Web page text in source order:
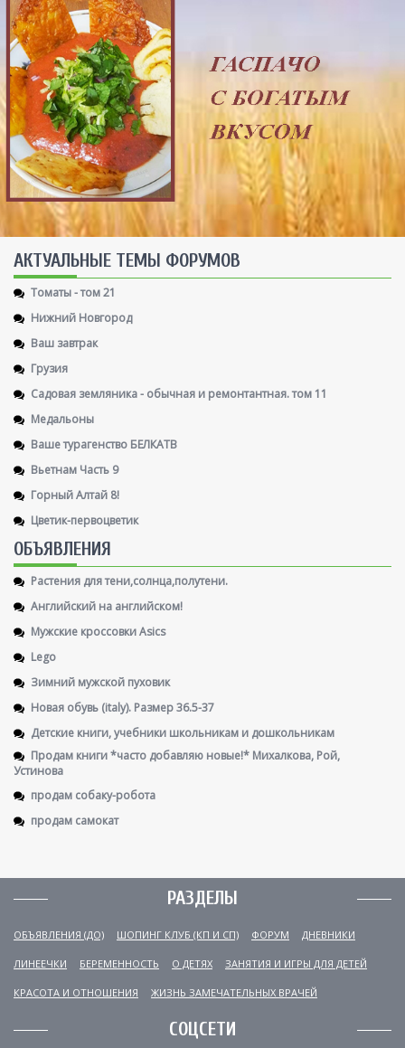
AКТУАЛЬНЫЕ ТЕМЫ ФОРУМОВ
Томаты - том 21
Нижний Новгород
Ваш завтрак
Грузия
Садовая земляника - обычная и ремонтантная. том 11
Медальоны
Ваше турагенство БЕЛКАТВ
Вьетнам Часть 9
Горный Алтай 8!
Цветик-первоцветик
ОБЪЯВЛЕНИЯ
Растения для тени,солнца,полутени.
Английский на английском!
Мужские кроссовки Asics
Lego
Зимний мужской пуховик
Новая обувь (italy). Размер 36.5-37
Детские книги, учебники школьникам и дошкольникам
Продам книги *часто добавляю новые!* Михалкова, Рой,
Устинова
продам собаку-робота
продам самокат
РАЗДЕЛЫ
ОБЪЯВЛЕНИЯ (ДО) ШОПИНГ КЛУБ (КП И СП) ФОРУМ ДНЕВНИКИ
ЛИНЕЕЧКИ БЕРЕМЕННОСТЬ О ДЕТЯХ ЗАНЯТИЯ И ИГРЫ ДЛЯ ДЕТЕЙ
КРАСОТА И ОТНОШЕНИЯ ЖИЗНЬ ЗАМЕЧАТЕЛЬНЫХ ВРАЧЕЙ
СОЦСЕТИ